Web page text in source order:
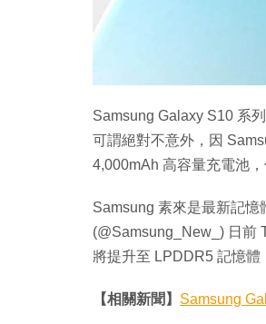
Samsung Galaxy S10 系
可謂絕對不意外，因
4,000mAh 高容量充電池
Samsung 素來是最新記
(@Samsung_New_) 日前
將提升至 LPDDR5 記憶體
【相關新聞】 Samsung